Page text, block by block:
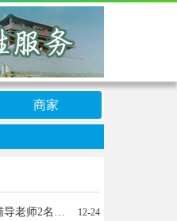
商家
石柱七彩托管招聘宿管老师1名辅导老师2名工资面议联系电话： 18732913364 12-24